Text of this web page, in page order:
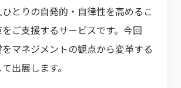
とりの自発的・自律性を高めるこ
ご支援するサービスです。今回
マネジメントの観点から変革する
出展します。